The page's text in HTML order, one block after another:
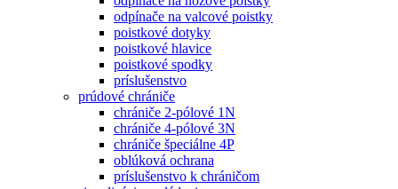
odpínače na valcové poistky
poistkové dotyky
poistkové hlavice
poistkové spodky
príslušenstvo
prúdové chrániče
chrániče 2-pólové 1N
chrániče 4-pólové 3N
chrániče špeciálne 4P
oblúková ochrana
príslušenstvo k chráničom